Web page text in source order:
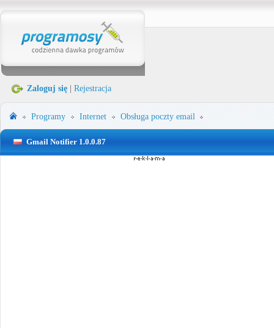
Zaloguj się Rejestracja
Programy Internet Obsługa poczty email
Gmail Notifier 1.0.0.87